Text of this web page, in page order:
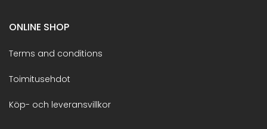
ONLINE SHOP
Terms and conditions
Toimitusehdot
Köp- och leveransvillkor